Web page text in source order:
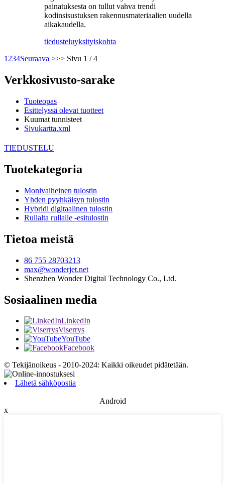
painatuksesta on tullut vahva trendi
kodinsisustuksen rakennusmateriaalien uudella
aikakaudella.
tiedusteluyksityiskohta
1 234Seuraava >>> Sivu 1 / 4
Verkkosivusto-sarake
Tuoteopas
Esittelyssä olevat tuotteet
Kuumat tunnisteet
Sivukartta.xml
TIEDUSTELU
Tuotekategoria
Monivaiheinen tulostin
Yhden pyyhkäisyn tulostin
Hybridi digitaalinen tulostin
Rullalta rullalle -esitulostin
Tietoa meistä
86 755 28703213
max@wonderjet.net
Shenzhen Wonder Digital Technology Co., Ltd.
Sosiaalinen media
LinkedIn
Viserrys
YouTube
Facebook
© Tekijänoikeus - 2010-2024: Kaikki oikeudet pidätetään.
Lähetä sähköpostia
Android
x